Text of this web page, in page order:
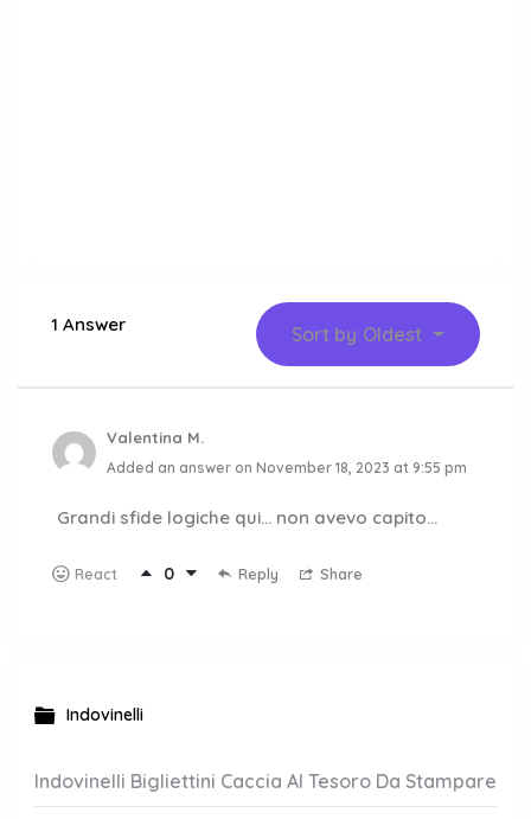
1 Answer Sort by Oldest
Valentina M.
Added an answer on November 18, 2023 at 9:55 pm
Grandi sfide logiche qui… non avevo capito…
React 0 Reply Share
Indovinelli
Indovinelli Bigliettini Caccia Al Tesoro Da Stampare